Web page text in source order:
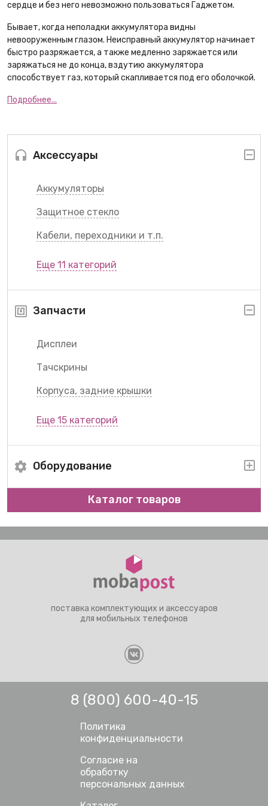
Аксессуары
Аккумуляторы
Защитное стекло
Кабели, переходники и т.п.
Еще 11 категорий
Запчасти
Дисплеи
Тачскрины
Корпуса, задние крышки
Еще 15 категорий
Оборудование
Каталог товаров
сердце и без него невозможно пользоваться Гаджетом.
Бывает, когда неполадки аккумулятора видны
невооруженным глазом. Неисправный аккумулятор начинает
быстро разряжается, а также медленно заряжается или
заряжаться не до конца, вздутию аккумулятора
способствует газ, который скапливается под его оболочкой.
Подробнее...
поставка комплектующих и аксессуаров
для мобильных телефонов
8 (800) 600-40-15
Политика
конфиденциальности
Согласие на
обработку
персональных данных